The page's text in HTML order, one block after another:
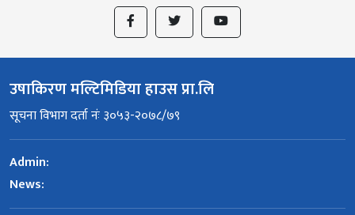
उषाकिरण मल्टिमिडिया हाउस प्रा.लि
सूचना विभाग दर्ता नंः ३०५३-२०७८/७९
Admin:
News: